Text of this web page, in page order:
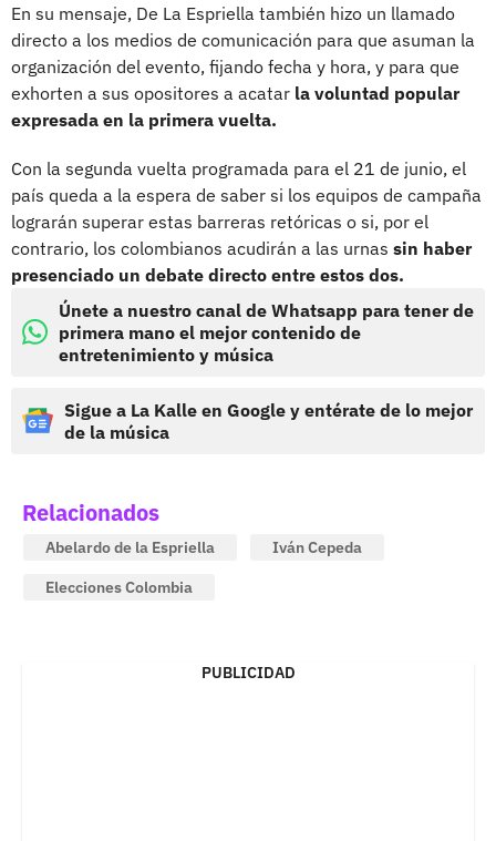
En su mensaje, De La Espriella también hizo un llamado
directo a los medios de comunicación para que asuman la
organización del evento, fijando fecha y hora, y para que
exhorten a sus opositores a acatar la voluntad popular
expresada en la primera vuelta.
Con la segunda vuelta programada para el 21 de junio, el
país queda a la espera de saber si los equipos de campaña
lograrán superar estas barreras retóricas o si, por el
contrario, los colombianos acudirán a las urnas sin haber
presenciado un debate directo entre estos dos.
Únete a nuestro canal de Whatsapp para tener de
primera mano el mejor contenido de
entretenimiento y música
Sigue a La Kalle en Google y entérate de lo mejor
de la música
Relacionados
Abelardo de la Espriella
Iván Cepeda
Elecciones Colombia
PUBLICIDAD